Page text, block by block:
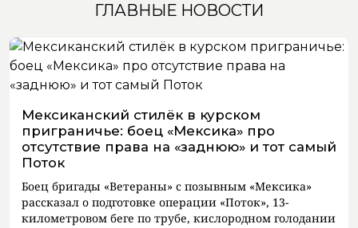
ГЛАВНЫЕ НОВОСТИ
Мексиканский стилёк в курском
приграничье: боец «Мексика» про
отсутствие права на «заднюю» и тот самый
Поток
Боец бригады «Ветераны» с позывным «Мексика»
рассказал о подготовке операции «Поток», 13-
километровом беге по трубе, кислородном голодании